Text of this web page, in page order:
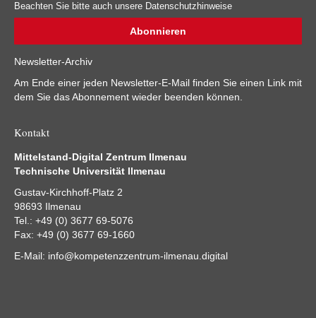
Beachten Sie bitte auch unsere Datenschutzhinweise
Newsletter-Archiv
Am Ende einer jeden Newsletter-E-Mail finden Sie einen Link mit
dem Sie das Abonnement wieder beenden können.
Kontakt
Mittelstand-Digital Zentrum Ilmenau
Technische Universität Ilmenau
Gustav-Kirchhoff-Platz 2
98693 Ilmenau
Tel.: +49 (0) 3677 69-5076
Fax: +49 (0) 3677 69-1660
E-Mail: info@kompetenzzentrum-ilmenau.digital